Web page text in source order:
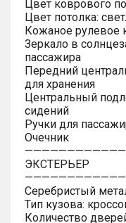
Цвет коврового
Цвет потолка:
Кожаное рулевое
Зеркало в
пассажира
Передний
для хранения
Центральный
сидений
Ручки для
Очечник
ЭКСТЕРЬЕР
Серебристый
Тип кузова:
Количество